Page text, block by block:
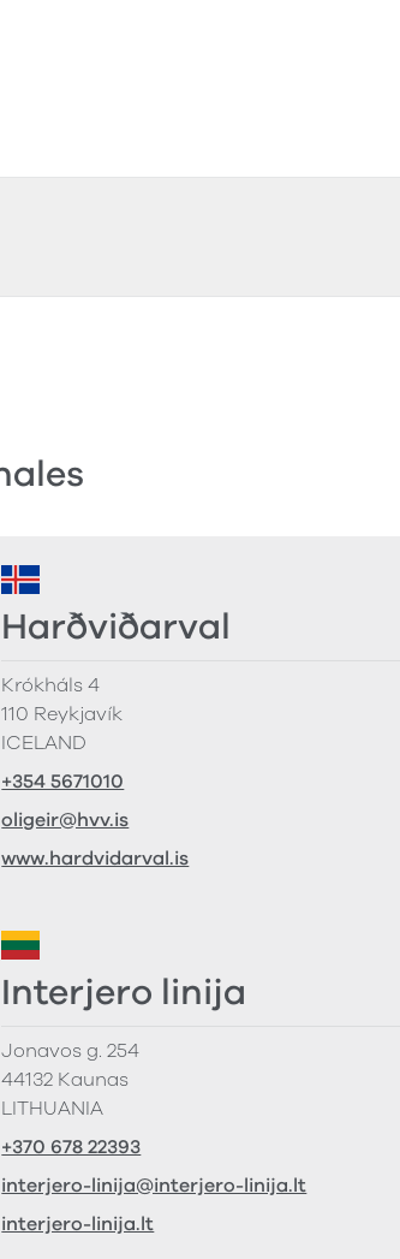
Harðviðarval
Krókháls 4
110 Reykjavík
ICELAND
+354 5671010
oligeir@hvv.is
www.hardvidarval.is
Interjero linija
Jonavos g. 254
44132 Kaunas
LITHUANIA
+370 678 22393
interjero-linija@interjero-linija.lt
interjero-linija.lt